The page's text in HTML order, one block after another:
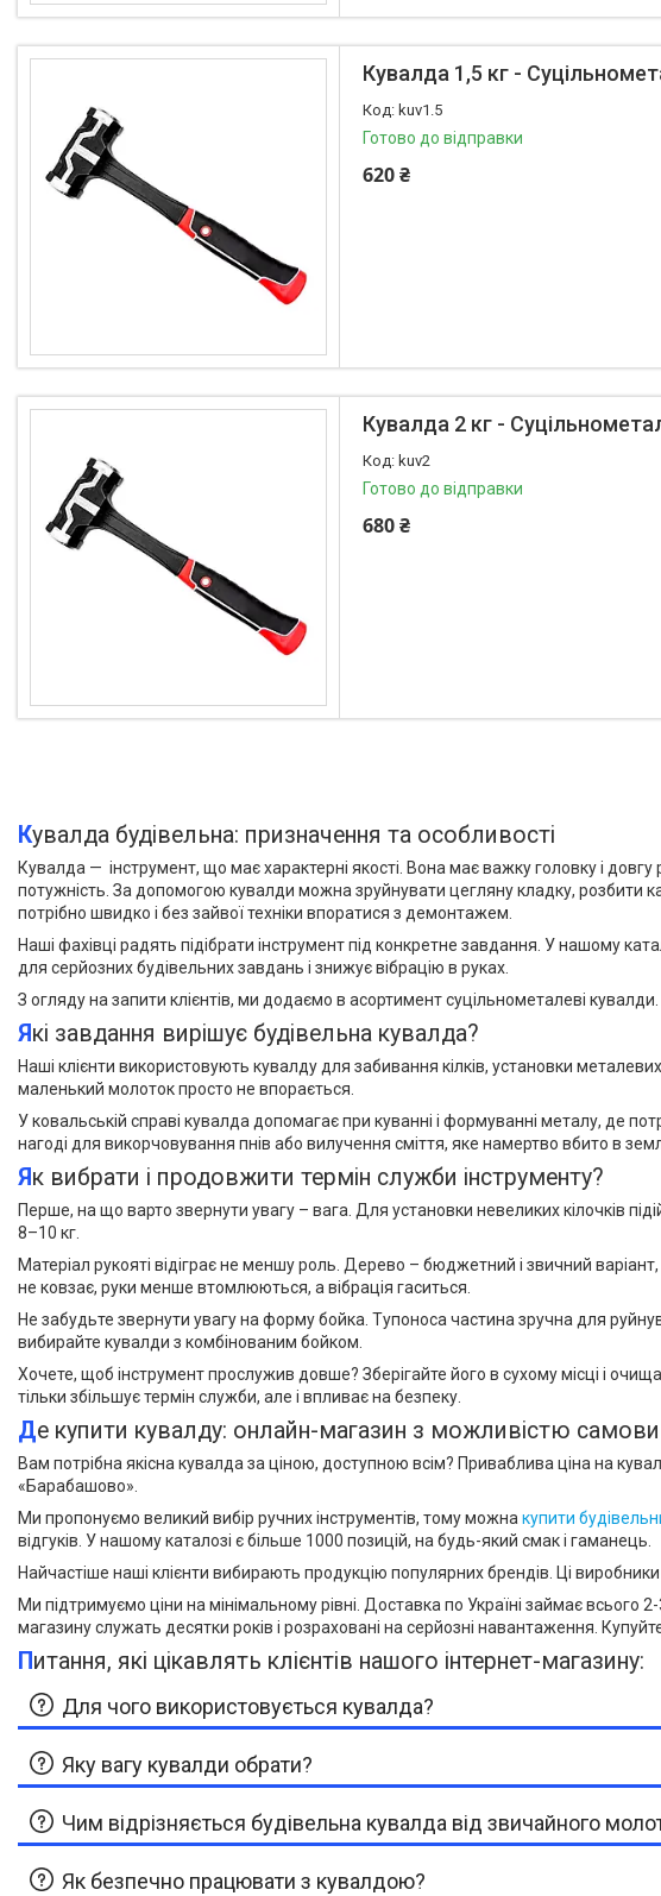
Кувалда 1,5 кг -
kuv1.5
Готово до відправки
620 ₴
Кувалда 2 кг -
kuv2
Готово до відправки
680 ₴
Кувалда будівельна: призначення та особливості
Кувалда — інструмент, що має характерні якості. Вона має важку головку і
потужність. За допомогою кувалди можна зруйнувати цегляну кладку, розбити
потрібно швидко і без зайвої техніки впоратися з демонтажем.
Наші фахівці радять підібрати інструмент під конкретне завдання. У нашому
для серйозних будівельних завдань і знижує вібрацію в руках.
З огляду на запити клієнтів, ми додаємо в асортимент суцільнометалеві
Які завдання вирішує будівельна кувалда?
Наші клієнти використовують кувалду для забивання кілків, установки
маленький молоток просто не впорається.
У ковальській справі кувалда допомагає при куванні і формуванні металу, де
нагоді для викорчовування пнів або вилучення сміття, яке намертво вбито в
Як вибрати і продовжити термін служби інструменту?
Перше, на що варто звернути увагу – вага. Для установки невеликих кілочків
8–10 кг.
Матеріал рукояті відіграє не меншу роль. Дерево – бюджетний і звичний
не ковзає, руки менше втомлюються, а вібрація гаситься.
Не забудьте звернути увагу на форму бойка. Тупоноса частина зручна для
вибирайте кувалди з комбінованим бойком.
Хочете, щоб інструмент прослужив довше? Зберігайте його в сухому місці і
тільки збільшує термін служби, але і впливає на безпеку.
Де купити кувалду: онлайн-магазин з можливістю
Вам потрібна якісна кувалда за ціною, доступною всім? Приваблива ціна на
«Барабашово».
Ми пропонуємо великий вибір ручних інструментів, тому можна купити
відгуків. У нашому каталозі є більше 1000 позицій, на будь-який смак і гаманець.
Найчастіше наші клієнти вибирають продукцію популярних брендів. Ці
Ми підтримуємо ціни на мінімальному рівні. Доставка по Україні займає всього
магазину служать десятки років і розраховані на серйозні навантаження.
Питання, які цікавлять клієнтів нашого інтернет-магазину:
Для чого використовується кувалда?
Яку вагу кувалди обрати?
Чим відрізняється будівельна кувалда від звичайного
Як безпечно працювати з кувалдою?